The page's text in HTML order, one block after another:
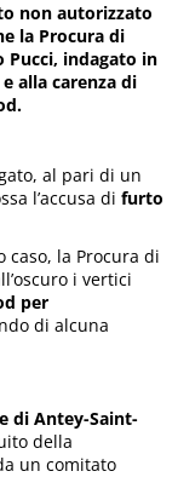
non autorizzato
la Procura di
Pucci, indagato in
alla carenza di
al pari di un
l’accusa difurto
caso, la Procura di
i vertici
per
di alcuna
di Antey-Saint-
della
un comitato